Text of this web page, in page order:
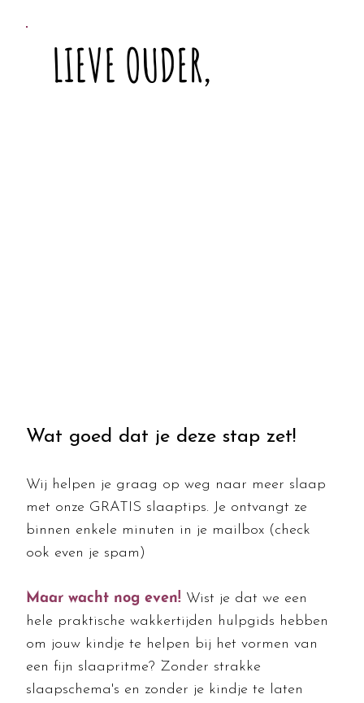
LIEVE OUDER,
Wat goed dat je deze stap zet!
​Wij helpen je graag op weg naar meer slaap
met onze GRATIS slaaptips. Je ontvangt ze
binnen enkele minuten in je mailbox (check
ook even je spam)
Maar wacht nog even! Wist je dat we een
hele praktische wakkertijden hulpgids hebben
om jouw kindje te helpen bij het vormen van
een fijn slaapritme? Zonder strakke
slaapschema's en zonder je kindje te laten